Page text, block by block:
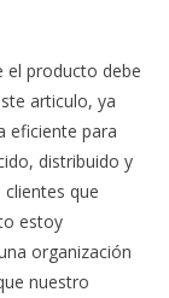
el producto debe
articulo, ya
eficiente para
distribuido y
que
estoy
organización
nuestro